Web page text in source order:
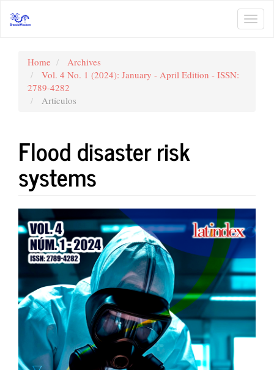
Navigation
Sidebar
Home
Archives
Vol. 4 No. 1 (2024): January - April Edition - ISSN:
2789-4282
Artículos
Flood disaster risk
systems
Article
Sidebar